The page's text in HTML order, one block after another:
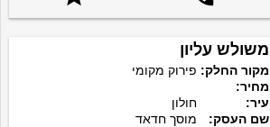
משולש עליון
מקור החלק: פירוק מקומי
מחיר:
עיר:
חולון
שם העסק:
מוסך חדאד